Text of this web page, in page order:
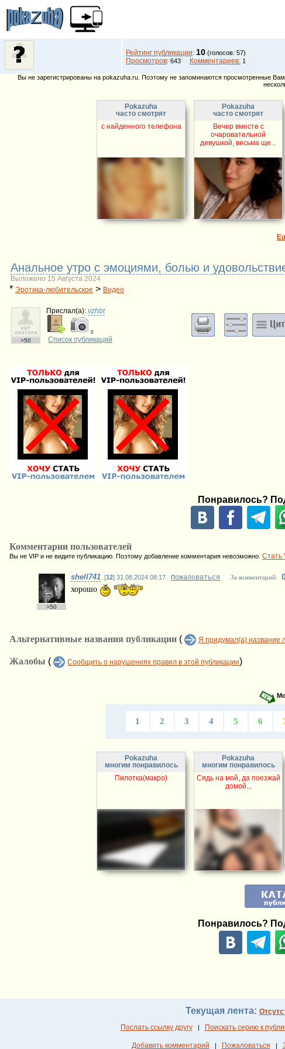
Рейтинг публикации: 10 (голосов: 57)
Просмотров: 643 Комментариев: 1
Вы не зарегистрированы на pokazuha.ru. Поэтому не запоминаются просмотренные
Pokazuha
часто смотрят
с найденного телефона
Pokazuha
часто смотрят
Вечер вместе с
очаровательной
девушкой, весьма ще...
Анальное утро с эмоциями, болью и
Выложено 15 Августа 2024
* Эротика-любительское > Видео
>50
Прислал(a): vzhbt
0
Список публикаций
Понравилось?
Комментарии пользователей
Вы не VIP и не видите публикацию. Поэтому добавление комментария невозможно. Стать
>50
shell741 [12] 31.08.2024 08:17 Пожаловаться За комментарий:
хорошо
Альтернативные названия публикации ( Я придумал(а) название
Жалобы ( Сообщить о нарушениях правил в этой публикации)
1 2 3 4 5 6
Pokazuha
многим понравилось
Пилотка(макро)
Pokazuha
многим понравилось
Сядь на мой, да поезжай
домой...
Понравилось?
Текущая лента:
Послать ссылку другу| Поискать серию к
Добавить комментарий | Пожаловаться |